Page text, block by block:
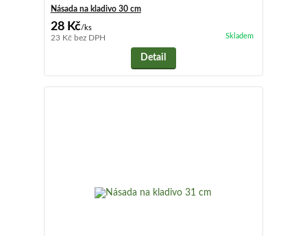
Násada na kladivo 30 cm
28 Kč/ks
23 Kč bez DPH Skladem
Detail